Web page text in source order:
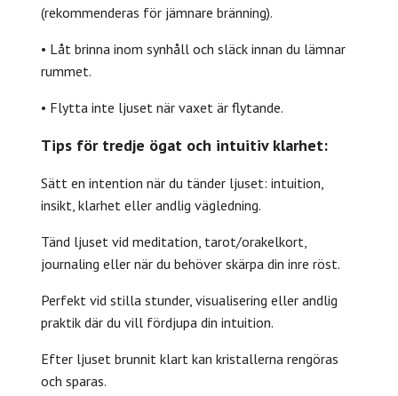
(rekommenderas för jämnare bränning).
• Låt brinna inom synhåll och släck innan du lämnar
rummet.
• Flytta inte ljuset när vaxet är flytande.
Tips för tredje ögat och intuitiv klarhet:
Sätt en intention när du tänder ljuset: intuition,
insikt, klarhet eller andlig vägledning.
Tänd ljuset vid meditation, tarot/orakelkort,
journaling eller när du behöver skärpa din inre röst.
Perfekt vid stilla stunder, visualisering eller andlig
praktik där du vill fördjupa din intuition.
Efter ljuset brunnit klart kan kristallerna rengöras
och sparas.